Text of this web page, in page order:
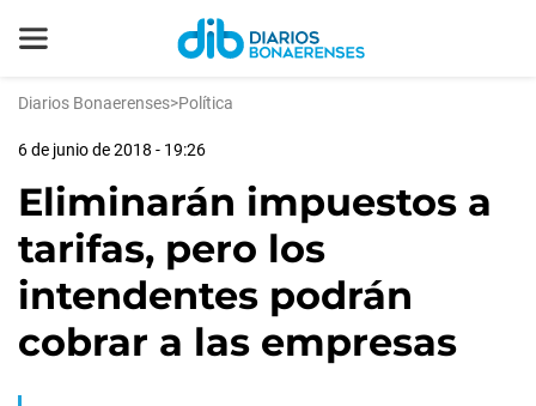
Diarios Bonaerenses>Política
6 de junio de 2018 - 19:26
Eliminarán impuestos a
tarifas, pero los
intendentes podrán
cobrar a las empresas